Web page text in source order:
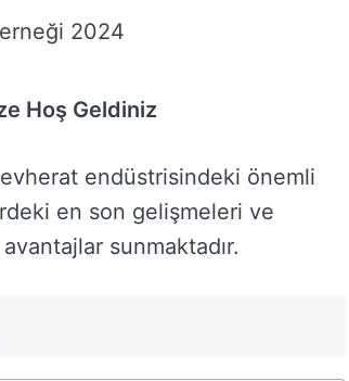
Hoş Geldiniz
endüstrisindeki önemli
en son gelişmeleri ve
sunmaktadır.